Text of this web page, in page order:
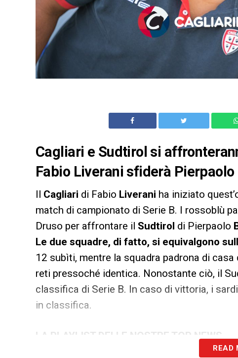
Cagliari e Sudtirol si
Fabio Liverani sfiderà
Il Cagliari di Fabio Liverani ha iniziato
match di campionato di Serie B. I rossoblù
Druso per affrontare il Sudtirol di Pierpaolo
Le due squadre, di fatto, si equivalgono
12 subìti, mentre la squadra padrona di
reti pressoché identica. Nonostante ciò, il
classifica di Serie B. In caso di vittoria, i
in classifica.
LA PLAYLIST DELLE NOSTRE TOP NEWS
READ